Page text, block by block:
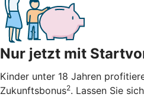
Nur jetzt mit
Kinder unter 18 Jahren
Zukunftsbonus2. Lassen Sie